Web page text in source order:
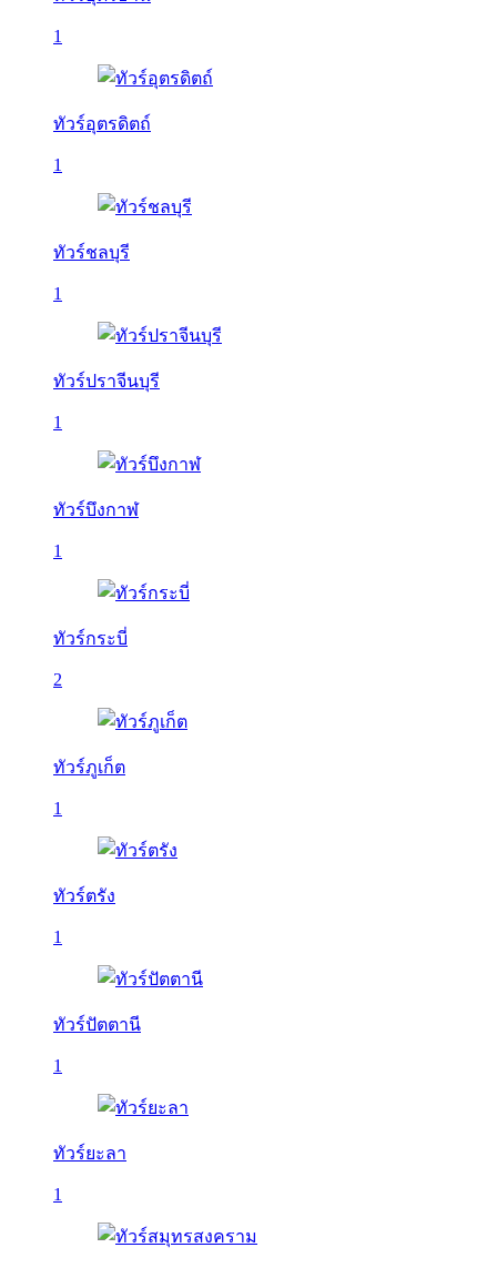
1
ทัวร์อุตรดิตถ์
1
ทัวร์ชลบุรี
1
ทัวร์ปราจีนบุรี
1
ทัวร์บึงกาฬ
1
ทัวร์กระบี่
2
ทัวร์ภูเก็ต
1
ทัวร์ตรัง
1
ทัวร์ปัตตานี
1
ทัวร์ยะลา
1